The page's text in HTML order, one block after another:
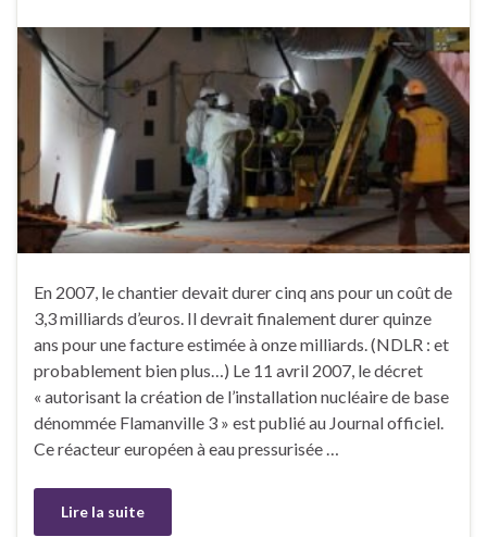
En 2007, le chantier devait durer cinq ans pour un coût de
3,3 milliards d’euros. Il devrait finalement durer quinze
ans pour une facture estimée à onze milliards. (NDLR : et
probablement bien plus…) Le 11 avril 2007, le décret
« autorisant la création de l’installation nucléaire de base
dénommée Flamanville 3 » est publié au Journal officiel.
Ce réacteur européen à eau pressurisée …
Lire la suite